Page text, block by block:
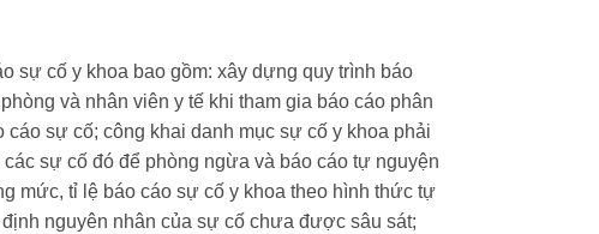
sự cố y khoa bao gồm: xây dựng quy trình báo
và nhân viên y tế khi tham gia báo cáo phân
sự cố; công khai danh mục sự cố y khoa phải
sự cố đó để phòng ngừa và báo cáo tự nguyện
mức, tỉ lệ báo cáo sự cố y khoa theo hình thức tự
nguyên nhân của sự cố chưa được sâu sát;